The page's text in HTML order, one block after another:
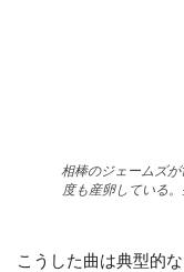
相棒のジェームズ
度も産卵している
こうした曲は典型的